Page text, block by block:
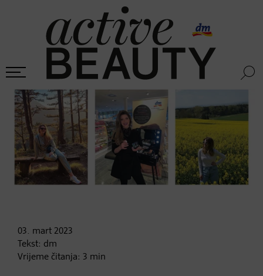
03. mart 2023
Tekst: dm
Vrijeme čitanja: 3 min